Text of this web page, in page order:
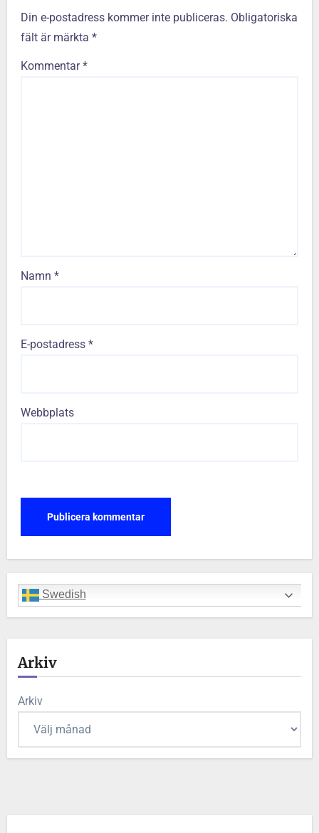
Din e-postadress kommer inte publiceras. Obligatoriska
fält är märkta *
Kommentar*
Namn *
E-postadress *
Webbplats
Swedish
Arkiv
Arkiv